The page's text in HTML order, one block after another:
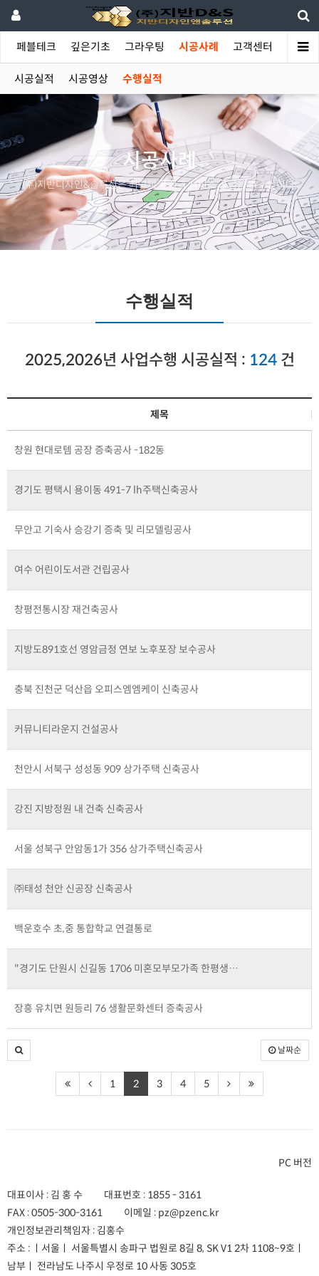
페블테크 깊은기초 그라우팅 시공사례 고객센터
시공실적 시공영상 수행실적
시공사례
(주)지반디자인&솔루션은 최고의 품질과 서비스 공급을 추구합니다.
수행실적
2025,2026년 사업수행 시공실적 : 124건
제목
창원 현대로템 공장 증축공사 -182동
경기도 평택시 용이동 491-7 lh주택신축공사
무안고 기숙사 승강기 증축 및 리모델링공사
여수 어린이도서관 건립공사
창평전통시장 재건축공사
지방도891호선 영암금정 연보 노후포장 보수공사
충북 진천군 덕산읍 오피스엠엠케이 신축공사
커뮤니티라운지 건설공사
천안시 서북구 성성동 909 상가주택 신축공사
강진 지방정원 내 건축 신축공사
서울 성북구 안암동1가 356 상가주택신축공사
㈜태성 천안 신공장 신축공사
백운호수 초,중 통합학교 연결통로
"경기도 단원시 신길동 1706 미혼모부모가족 한평생…
장흥 유치면 원등리 76 생활문화센터 증축공사
날짜순
1 2 3 4 5
PC 버전
대표이사 : 김 홍 수 대표번호 : 1855 - 3161
FAX :0505-300-3161 이메일 : pz@pzenc.kr
개인정보관리책임자 : 김홍수
주소 : ㅣ서울ㅣ 서울특별시 송파구 법원로 8길 8, SK V1 2차 1108~9호 ㅣ
남부ㅣ 전라남도 나주시 우정로 10 사동 305호